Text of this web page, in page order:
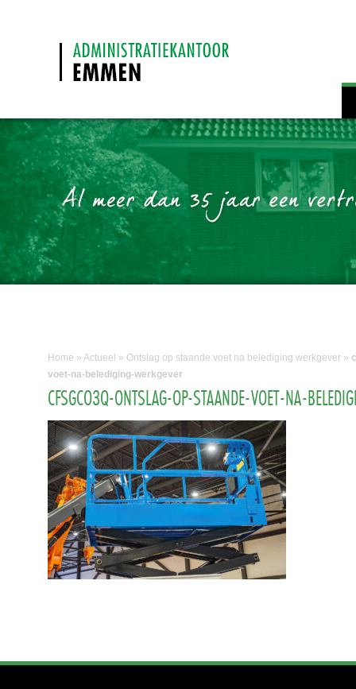
Home » Actueel » Ontslag op staande voet na belediging werkgever »
voet-na-belediging-werkgever
CFSGCO3Q-ONTSLAG-OP-STAANDE-VOET-NA-